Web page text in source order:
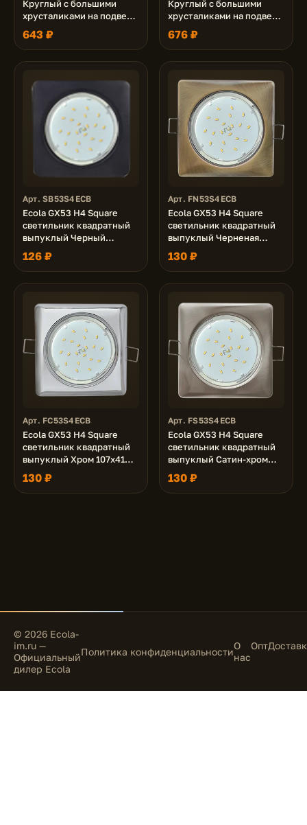
Круглый с большими
хрусталиками на подвесе
"под скос" Прозрачный /
Хром (светильник)
225x110 (к+)
643 ₽
Круглый с большими
хрусталиками на подвесе
"под скос" Тонированный
/Золото 225x110 (к+)
676 ₽
Арт. SB53S4ECB
Ecola GX53 H4 Square
светильник квадратный
выпуклый Черный
матовый 107x41 (к+)
126 ₽
Арт. FN53S4ECB
Ecola GX53 H4 Square
светильник квадратный
выпуклый Черненая
бронза 107x41 (к+)
130 ₽
Арт. FC53S4ECB
Ecola GX53 H4 Square
светильник квадратный
выпуклый Хром 107x41
(к+)
130 ₽
Арт. FS53S4ECB
Ecola GX53 H4 Square
светильник квадратный
выпуклый Сатин-хром
107x41 (к+)
130 ₽
© 2026 Ecola-
im.ru —
Официальный
дилер Ecola
Политика конфиденциальностиО
нас
Опт